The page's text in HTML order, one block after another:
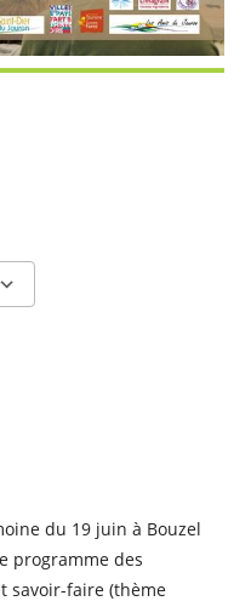
du 19 juin à Bouzel
programme des
savoir-faire (thème